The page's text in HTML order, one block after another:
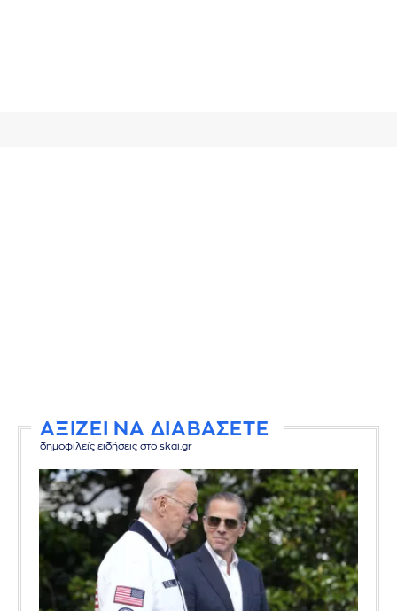
ΑΞΙΖΕΙ ΝΑ ΔΙΑΒΑΣΕΤΕ
δημοφιλείς ειδήσεις στο skai.gr